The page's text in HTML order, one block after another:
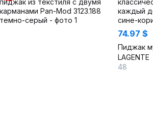
74.97 $
LAGENTE
48